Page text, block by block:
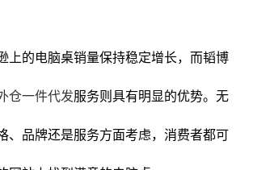
上的电脑桌销量保持稳定增长，而韬博
仓一件代发服务则具有明显的优势。无
、品牌还是服务方面考虑，消费者都可